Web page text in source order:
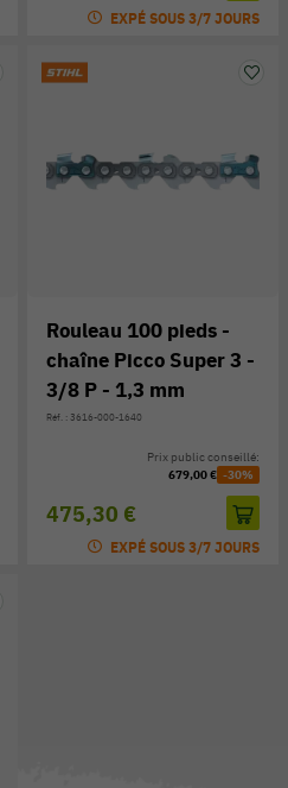
EXPÉ SOUS 3/7 JOURS
Rouleau 100 pieds -
chaîne Picco Super 3 -
3/8 P - 1,3 mm
Réf. : 3616-000-1640
475,30 €
Prix public conseillé:
679,00 € -30%
EXPÉ SOUS 3/7 JOURS